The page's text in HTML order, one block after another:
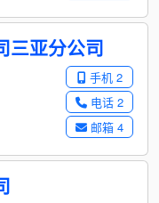
三亚分公司
手机 2
电话 2
邮箱 4